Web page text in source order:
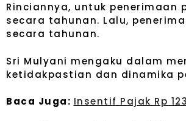
Rinciannya, untuk penerimaan
secara tahunan. Lalu,
secara tahunan.
Sri Mulyani mengaku dalam
ketidakpastian dan dinamika
Baca Juga: Insentif Pajak Rp